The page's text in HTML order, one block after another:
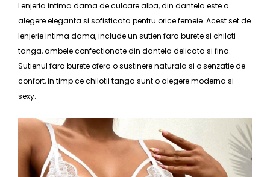
Lenjeria intima dama de culoare alba, din dantela este o
alegere eleganta si sofisticata pentru orice femeie. Acestset de
lenjerie intima dama, include un sutien fara burete si chiloti
tanga, ambele confectionate din dantela delicata si fina.
Sutienul fara burete ofera o sustinere naturala si o senzatie de
confort, in timp cechilotii tanga sunt o alegere moderna si
sexy.